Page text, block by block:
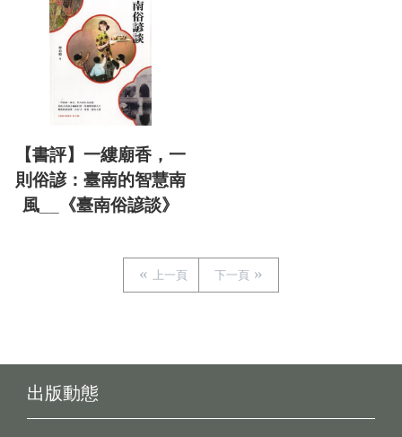
【書評】一縷廟香，一
則俗諺：臺南的智慧南
風__《臺南俗諺談》
上一頁 下一頁
出版動態